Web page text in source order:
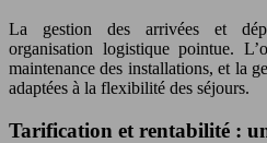
La gestion des arrivées et
organisation logistique pointue.
maintenance des installations, et la
adaptées à la flexibilité des séjours.
Tarification et rentabilité :